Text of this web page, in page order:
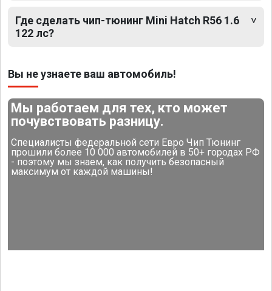
Где сделать чип-тюнинг Mini Hatch R56 1.6
122 лс?
Вы не узнаете ваш автомобиль!
Мы работаем для тех, кто может
почувствовать разницу.
Специалисты федеральной сети Евро Чип Тюнинг
прошили более 10 000 автомобилей в 50+ городах РФ
- поэтому мы знаем, как получить безопасный
максимум от каждой машины!